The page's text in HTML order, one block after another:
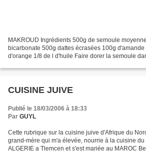
MAKROUD Ingrédients 500g de semoule
bicarbonate 500g dattes écrasées 100g
d'orange 1/8 de l d'huile Faire dorer la semoule
CUISINE JUIVE
Publié le 18/03/2006 à 18:33
Par GUYL
Cette rubrique sur la cuisine juive d'Afrique du
grand-mère qui m'a élevée, nourrie à la cuisine
ALGERIE a Tlemcen et s'est mariée au MAROC